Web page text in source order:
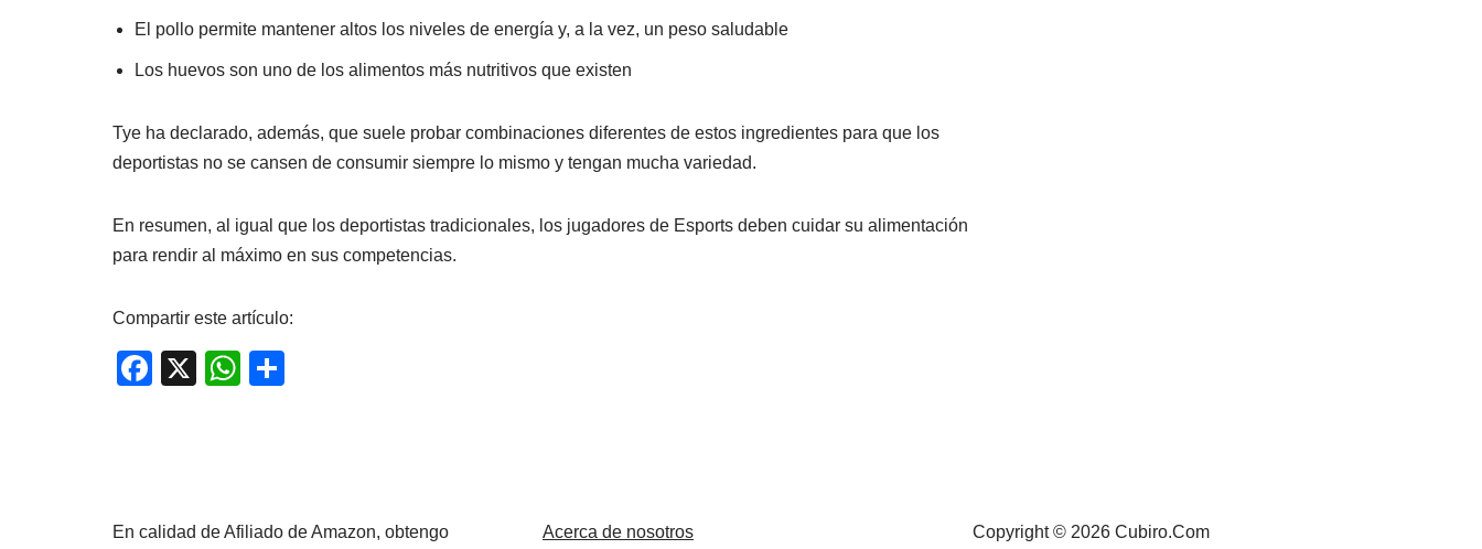
El pollo permite mantener altos los niveles de energía y, a la vez, un peso saludable
Los huevos son uno de los alimentos más nutritivos que existen
Tye ha declarado, además, que suele probar combinaciones diferentes de estos ingredientes para que los
deportistas no se cansen de consumir siempre lo mismo y tengan mucha variedad.
En resumen, al igual que los deportistas tradicionales, los jugadores de Esports deben cuidar su alimentación
para rendir al máximo en sus competencias.
Compartir este artículo:
F
X
W
En calidad de Afiliado de Amazon, obtengo Acerca de nosotros Copyright © 2026 Cubiro.Com